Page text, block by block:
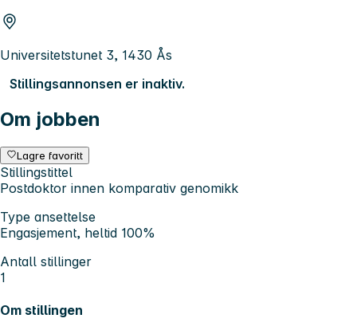
Universitetstunet 3, 1430 Ås
Stillingsannonsen er inaktiv.
Om jobben
Lagre favoritt
Stillingstittel
Postdoktor innen komparativ genomikk
Type ansettelse
Engasjement, heltid 100%
Antall stillinger
1
Om stillingen